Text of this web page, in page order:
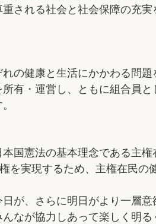
される社会と社会保障の充
の健康と生活にかかわる問
有・運営し、ともに組合員と
国憲法の基本理念である主
を実現するため、主権在民の
が、さらに明日がより一層
なが協力しあって楽しく明る